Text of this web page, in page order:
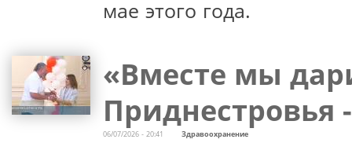
мае этого года.
«Вместе мы
Приднестровья
06/07/2026 - 20:41 Здравоохранение